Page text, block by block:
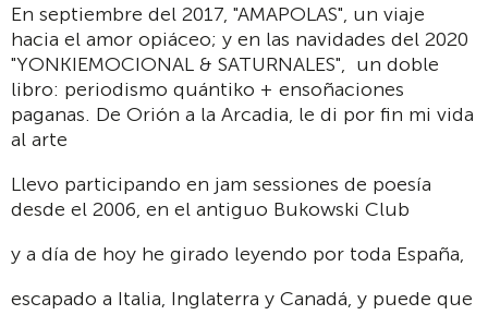
En septiembre del 2017, "AMAPOLAS", un viaje
hacia el amor opiáceo; y en las navidades del 2020
"YONKIEMOCIONAL & SATURNALES", un doble
libro: periodismo quántiko + ensoñaciones
paganas. De Orión a la Arcadia, le di por fin mi vida
al arte
Llevo participando en jam sessiones de poesía
desde el 2006, en el antiguo Bukowski Club
y a día de hoy he girado leyendo por toda España,
escapado a Italia, Inglaterra y Canadá, y puede que